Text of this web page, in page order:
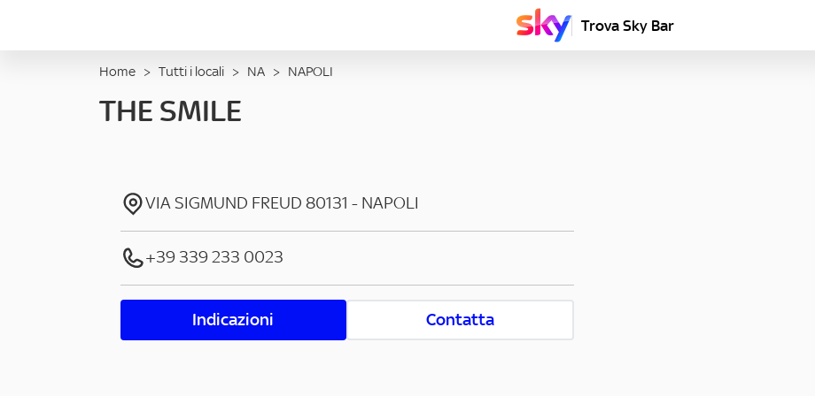
Trova Sky Bar
Home > Tutti i locali > NA > NAPOLI
THE SMILE
VIA SIGMUND FREUD 80131 - NAPOLI
+39 339 233 0023
Indicazioni Contatta